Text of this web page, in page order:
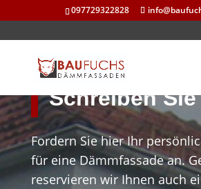
097729322828
Schreiben
Fordern Sie hier Ihr
für eine Dämmfassade an.
reservieren wir Ihnen auch